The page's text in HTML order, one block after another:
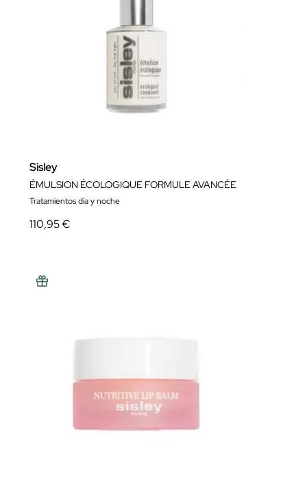
Sisley
ÉMULSION ÉCOLOGIQUE FORMULE AVANCÉE
Tratamientos día y noche
110,95 €